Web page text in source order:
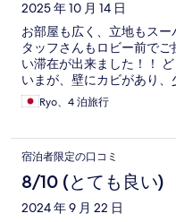
2025 年 10 月 14 日
お部屋も広く、立地もス
タッフさんもロビー前で
い滞在が出来ました！！
いまが、壁にカビがあり、
Ryo、4 泊旅行
宿泊者限定の口コミ
8/10 (とても良い)
2024 年 9 月 22 日